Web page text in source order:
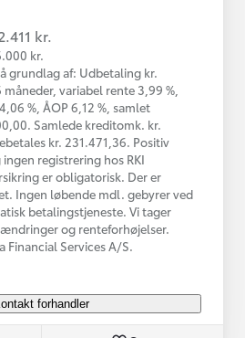
kr.
kr.
grundlag af: Udbetaling kr.
variabel rente 3,99 %,
%, ÅOP 6,12 %, samlet
Samlede kreditomk. kr.
kr. 231.471,36. Positiv
registrering hos RKI
er obligatorisk. Der er
Ingen løbende mdl. gebyrer ved
betalingstjeneste. Vi tager
og renteforhøjelser.
Financial Services A/S.
forhandler